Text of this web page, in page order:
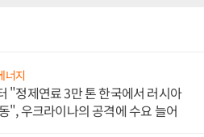
너지
"정제연료 3만 톤 한국에서 러시아
", 우크라이나의 공격에 수요 늘어